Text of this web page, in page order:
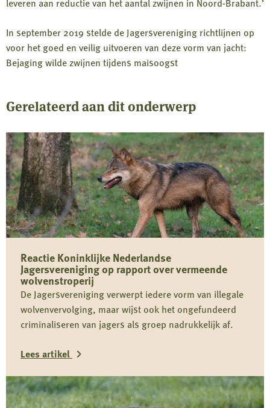
In september 2019 stelde de Jagersvereniging richtlijnen op
voor het goed en veilig uitvoeren van deze vorm van jacht:
Bejaging wilde zwijnen tijdens maisoogst
Gerelateerd aan dit onderwerp
Reactie Koninklijke Nederlandse
Jagersvereniging op rapport over vermeende
wolvenstroperij
De Jagersvereniging verwerpt iedere vorm van illegale
wolvenvervolging, maar wijst ook het ongefundeerd
criminaliseren van jagers als groep nadrukkelijk af.
Lees artikel
Lees
meer